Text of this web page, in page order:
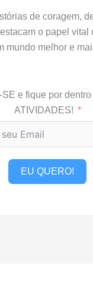
de coragem,
o papel vital
mundo melhor e
SE e fique por
ATIVIDADES!
EU QUERO!